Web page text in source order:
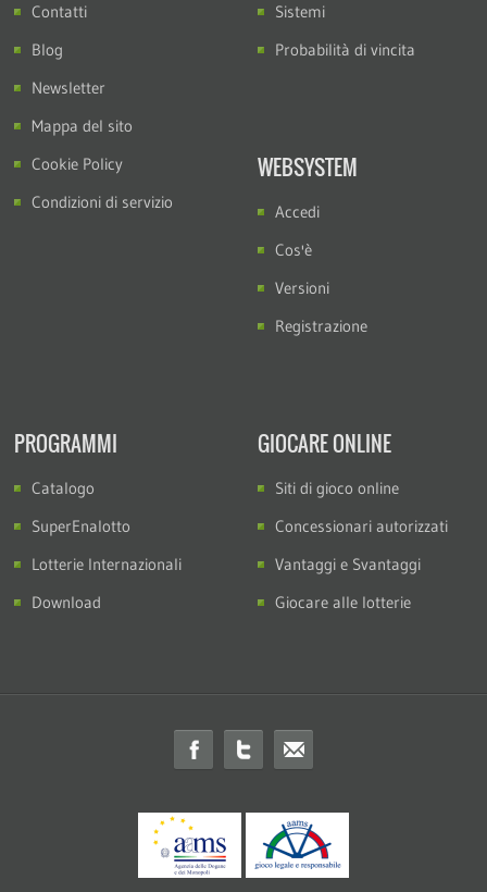
Contatti
Blog
Newsletter
Mappa del sito
Cookie Policy
Condizioni di servizio
Sistemi
Probabilità di vincita
WEBSYSTEM
Accedi
Cos'è
Versioni
Registrazione
PROGRAMMI
Catalogo
SuperEnalotto
Lotterie Internazionali
Download
GIOCARE ONLINE
Siti di gioco online
Concessionari autorizzati
Vantaggi e Svantaggi
Giocare alle lotterie